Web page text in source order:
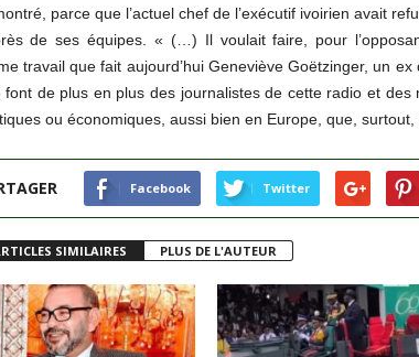
parce que l’actuel chef de l’exécutif ivoirien avait
de ses équipes. « (…) Il voulait faire, pour
travail que fait aujourd’hui Geneviève Goёtzinger, un ex
font de plus en plus des journalistes de cette radio et
ou économiques, aussi bien en Europe, que, surtout,
Facebook Twitter
SIMILAIRES PLUS DE L'AUTEUR